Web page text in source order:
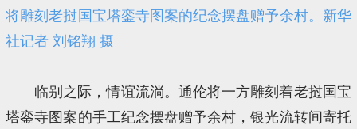
将雕刻老挝国宝塔銮寺图案的纪念摆盘赠予余村。新华
社记者 刘铭翔 摄
临别之际，情谊流淌。通伦将一方雕刻着老挝国宝
塔銮寺图案的手工纪念摆盘赠予余村，银光流转间寄托